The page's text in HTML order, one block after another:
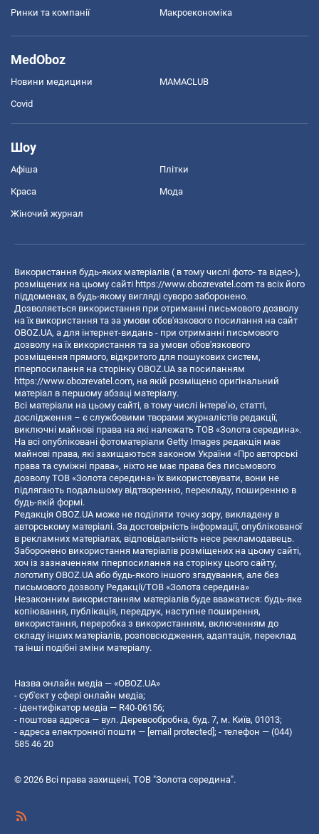
Ринки та компанії Макроекономіка
MedOboz
Новини медицини MAMACLUB
Covid
Шоу
Афіша Плітки
Краса Мода
Жіночий журнал
Використання будь-яких матеріалів ( в тому числі фото- та відео-),
розміщених на цьому сайті https://www.obozrevatel.com та всіх його
піддоменах, в будь-якому вигляді суворо заборонено.
Дозволяється використання при отриманні письмового дозволу
на їх використання та за умови обов'язкового посилання на сайт
OBOZ.UA, а для інтернет-видань - при отриманні письмового
дозволу на їх використання та за умови обов'язкового
розміщення прямого, відкритого для пошукових систем,
гіперпосилання на сторінку OBOZ.UA за посиланням
https://www.obozrevatel.com, на якій розміщено оригінальний
матеріал в першому абзаці матеріалу.
Всі матеріали на цьому сайті, в тому числі інтерв’ю, статті,
дослідження – є службовими творами журналістів редакції,
виключні майнові права на які належать ТОВ «Золота середина».
На всі опубліковані фотоматеріали Getty Images редакція має
майнові права, які захищаються законом України «Про авторські
права та суміжні права», ніхто не має права без письмового
дозволу ТОВ «Золота середина» їх використовувати, вони не
підлягають подальшому відтворенню, перекладу, поширенню в
будь-якій формі.
Редакція OBOZ.UA може не поділяти точку зору, викладену в
авторському матеріалі. За достовірність інформації, опублікованої
в рекламних матеріалах, відповідальність несе рекламодавець.
Заборонено використання матеріалів розміщених на цьому сайті,
хоч із зазначенням гіперпосилання на сторінку цього сайту,
логотипу OBOZ.UA або будь-якого іншого згадування, але без
письмового дозволу Редакції/ТОВ «Золота середина»
Незаконним використанням матеріалів буде вважатися: будь-яке
копiювання, публiкацiя, передрук, наступне поширення,
використання, переробка з використанням, включенням до
складу інших матеріалів, розповсюдження, адаптація, переклад
та інші подібні зміни матеріалу.
Назва онлайн медіа — «OBOZ.UA»
- суб'єкт у сфері онлайн медіа;
- ідентифікатор медіа — R40-06156;
- поштова адреса — вул. Деревообробна, буд. 7, м. Київ, 01013;
- адреса електронної пошти — [email protected] ; - телефон — (044)
585 46 20
© 2026 Всі права захищені, ТОВ "Золота середина".